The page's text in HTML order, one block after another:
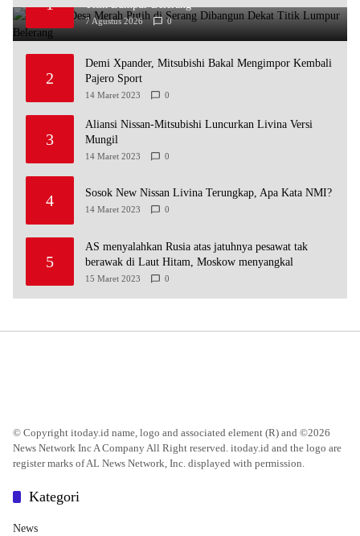
1
7 Agustus 2026 0
2
Demi Xpander, Mitsubishi Bakal Mengimpor Kembali
Pajero Sport
14 Maret 2023 0
3
Aliansi Nissan-Mitsubishi Luncurkan Livina Versi
Mungil
14 Maret 2023 0
4 Sosok New Nissan Livina Terungkap, Apa Kata NMI?
14 Maret 2023 0
5
AS menyalahkan Rusia atas jatuhnya pesawat tak
berawak di Laut Hitam, Moskow menyangkal
15 Maret 2023 0
© Copyright itoday.id name, logo and associated element (R) and ©2026
News Network Inc A Company All Right reserved. itoday.id and the logo are
register marks of AL News Network, Inc. displayed with permission.
Kategori
News